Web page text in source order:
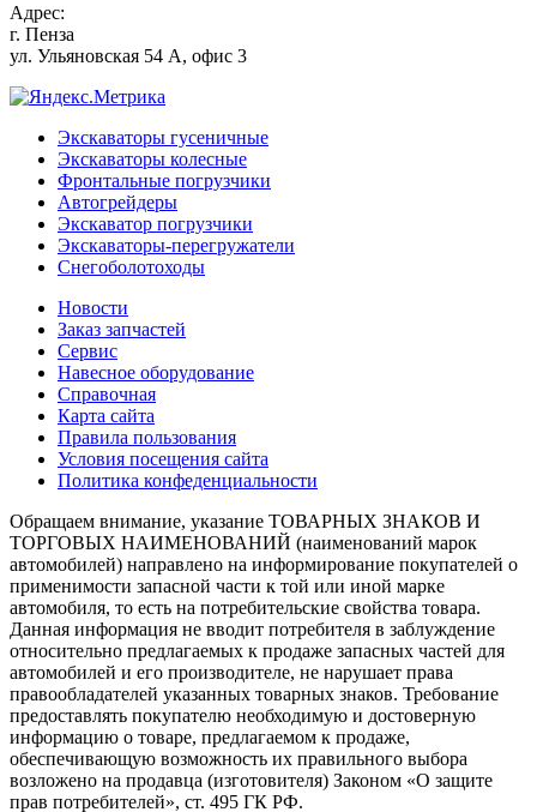
Адрес:
г. Пенза
ул. Ульяновская 54 А, офис 3
Экскаваторы гусеничные
Экскаваторы колесные
Фронтальные погрузчики
Автогрейдеры
Экскаватор погрузчики
Экскаваторы-перегружатели
Снегоболотоходы
Новости
Заказ запчастей
Сервис
Навесное оборудование
Справочная
Карта сайта
Правила пользования
Условия посещения сайта
Политика конфеденциальности
Обращаем внимание, указание ТОВАРНЫХ ЗНАКОВ И
ТОРГОВЫХ НАИМЕНОВАНИЙ (наименований марок
автомобилей) направлено на информирование покупателей о
применимости запасной части к той или иной марке
автомобиля, то есть на потребительские свойства товара.
Данная информация не вводит потребителя в заблуждение
относительно предлагаемых к продаже запасных частей для
автомобилей и его производителе, не нарушает права
правообладателей указанных товарных знаков. Требование
предоставлять покупателю необходимую и достоверную
информацию о товаре, предлагаемом к продаже,
обеспечивающую возможность их правильного выбора
возложено на продавца (изготовителя) Законом «О защите
прав потребителей», ст. 495 ГК РФ.